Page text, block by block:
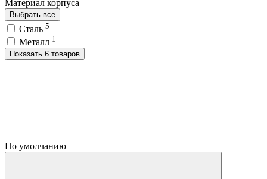
Материал корпуса
Выбрать все
Сталь 5
Металл 1
Показать 6 товаров
По умолчанию